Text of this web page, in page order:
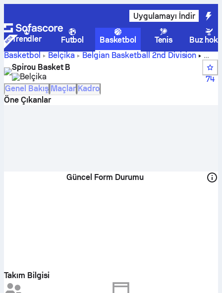
Uygulamayı İndir
Trendler Futbol Basketbol Tenis
Buz
Basketbol
Belçika
Belgian Basketball 2nd Division
Spirou Basket B skorları, puan durumu, takvimi ve
oyuncuları
Spirou Basket B
Belçika
74
Genel Bakış Maçlar Kadro
Öne Çıkanlar
Güncel Form Durumu
Takım Bilgisi